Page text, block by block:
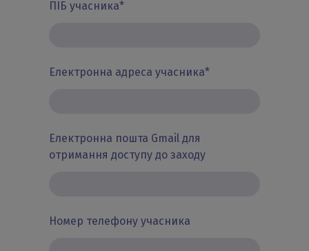
ПІБ учасника*
Електронна адреса учасника*
Електронна пошта Gmail для
отримання доступу до заходу
Номер телефону учасника